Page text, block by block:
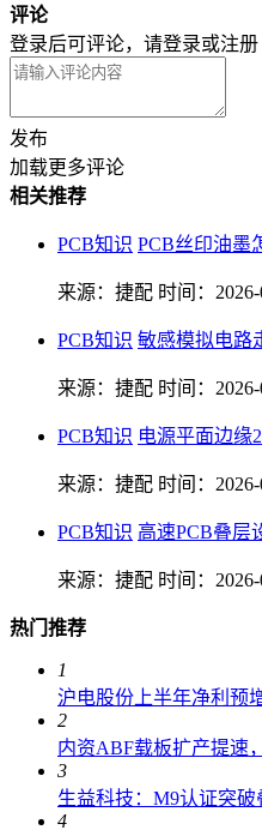
评论
登录后可评论，请登录或注册
发布
加载更多评论
相关推荐
PCB知识 PCB丝印油墨
来源：捷配 时间：
PCB知识 敏感模拟电路
来源：捷配 时间：
PCB知识 电源平面边缘
来源：捷配 时间：
PCB知识 高速PCB叠层
来源：捷配 时间：
热门推荐
1
沪电股份上半年净利预
2
内资ABF载板扩产提速
3
生益科技：M9认证突
4